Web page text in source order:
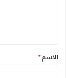
*
الاسم *